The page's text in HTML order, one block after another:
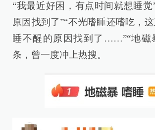
“我最近好困，有点时间就想睡觉
原因找到了”“不光嗜睡还嗜吃，
睡不醒的原因找到了……”“地磁
条，曾一度冲上热搜。